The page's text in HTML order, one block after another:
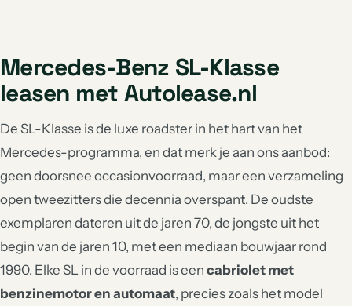
Mercedes-Benz SL-Klasse
leasen met Autolease.nl
De SL-Klasse is de luxe roadster in het hart van het
Mercedes-programma, en dat merk je aan ons aanbod:
geen doorsnee occasionvoorraad, maar een verzameling
open tweezitters die decennia overspant. De oudste
exemplaren dateren uit de jaren 70, de jongste uit het
begin van de jaren 10, met een mediaan bouwjaar rond
1990. Elke SL in de voorraad is een cabriolet met
benzinemotor en automaat, precies zoals het model